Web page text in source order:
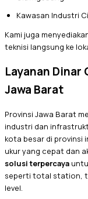
Kawasan Industri
Kami juga
teknisi langsung ke
Layanan
Jawa Barat
Provinsi Jawa Barat
industri dan
kota besar di provinsi
ukur yang cepat dan
solusi terpercaya
seperti total station,
level.